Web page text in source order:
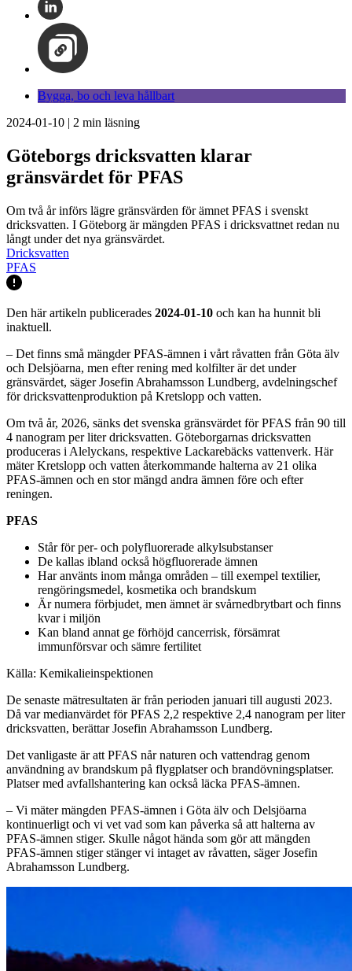
Bygga, bo och leva hållbart
2024-01-10 | 2 min läsning
Göteborgs dricksvatten klarar
gränsvärdet för PFAS
Om två år införs lägre gränsvärden för ämnet PFAS i svenskt
dricksvatten. I Göteborg är mängden PFAS i dricksvattnet redan nu
långt under det nya gränsvärdet.
Dricksvatten
PFAS
Den här artikeln publicerades 2024-01-10 och kan ha hunnit bli
inaktuell.
– Det finns små mängder PFAS-ämnen i vårt råvatten från Göta älv
och Delsjöarna, men efter rening med kolfilter är det under
gränsvärdet, säger Josefin Abrahamsson Lundberg, avdelningschef
för dricksvattenproduktion på Kretslopp och vatten.
Om två år, 2026, sänks det svenska gränsvärdet för PFAS från 90 till
4 nanogram per liter dricksvatten. Göteborgarnas dricksvatten
produceras i Alelyckans, respektive Lackarebäcks vattenverk. Här
mäter Kretslopp och vatten återkommande halterna av 21 olika
PFAS-ämnen och en stor mängd andra ämnen före och efter
reningen.
PFAS
Står för per- och polyfluorerade alkylsubstanser
De kallas ibland också högfluorerade ämnen
Har använts inom många områden – till exempel textilier,
rengöringsmedel, kosmetika och brandskum
Är numera förbjudet, men ämnet är svårnedbrytbart och finns
kvar i miljön
Kan bland annat ge förhöjd cancerrisk, försämrat
immunförsvar och sämre fertilitet
Källa: Kemikalieinspektionen
De senaste mätresultaten är från perioden januari till augusti 2023.
Då var medianvärdet för PFAS 2,2 respektive 2,4 nanogram per liter
dricksvatten, berättar Josefin Abrahamsson Lundberg.
Det vanligaste är att PFAS når naturen och vattendrag genom
användning av brandskum på flygplatser och brandövningsplatser.
Platser med avfallshantering kan också läcka PFAS-ämnen.
– Vi mäter mängden PFAS-ämnen i Göta älv och Delsjöarna
kontinuerligt och vi vet vad som kan påverka så att halterna av
PFAS-ämnen stiger. Skulle något hända som gör att mängden
PFAS-ämnen stiger stänger vi intaget av råvatten, säger Josefin
Abrahamsson Lundberg.